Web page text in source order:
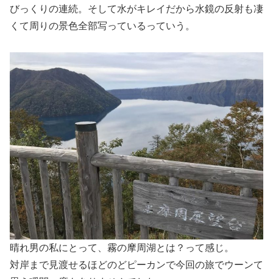
びっくりの連続。そして水がキレイだから水鏡の反射も凄
くて周りの景色全部写っているっていう。
晴れ男の私にとって、霧の摩周湖とは？って感じ。
対岸まで見渡せるほどのどピーカンで今回の旅でウーンて